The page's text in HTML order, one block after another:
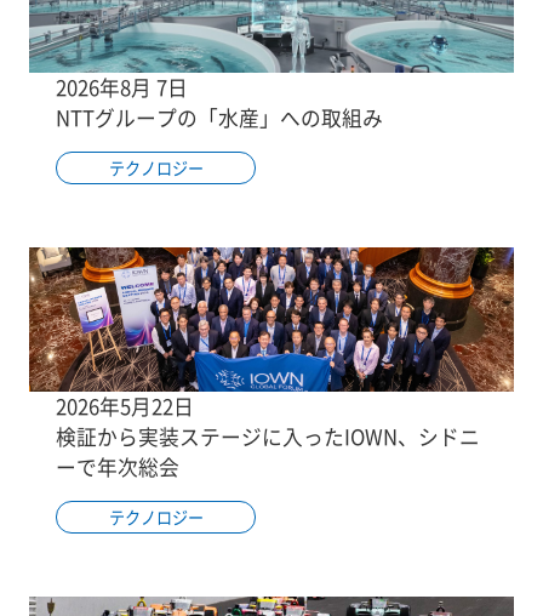
2026年8月 7日
NTTグループの「水産」への取組み
テクノロジー
2026年5月22日
検証から実装ステージに入ったIOWN、シドニ
ーで年次総会
テクノロジー